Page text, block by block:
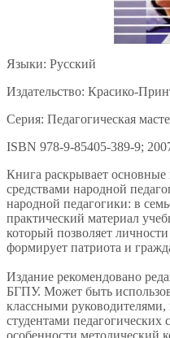
Языки: Русский
Издательство: Красико-
Серия: Педагогическая
ISBN 978-9-85405-389-9;
Книга раскрывает
средствами народной
народной педагогики: в
практический материал
который позволяет
формирует патриота и
Издание рекомендовано
БГПУ. Может быть
классными руководителями,
студентами педагогических
особенности методический